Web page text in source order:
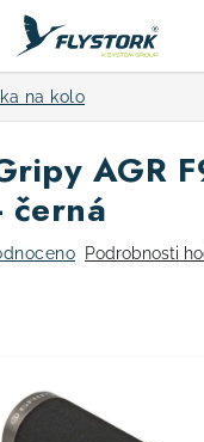
na kolo
AGR
černá
Podrobnosti